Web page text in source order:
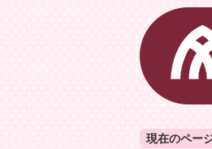
現在のペー